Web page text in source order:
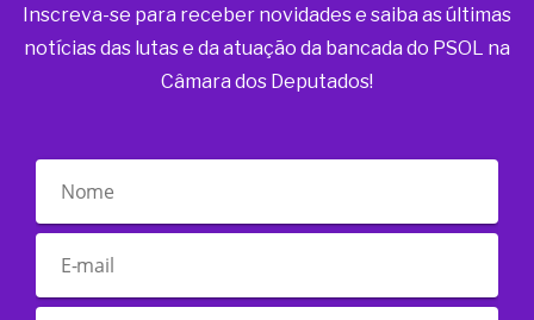
Inscreva-se para receber novidades e saiba as últimas
notícias das lutas e da atuação da bancada do PSOL na
Câmara dos Deputados!